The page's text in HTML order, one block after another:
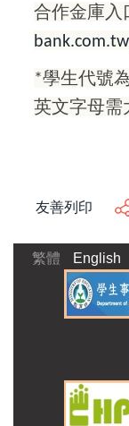
合作金庫入
*學生代號
英文字母需
友善列印
繁體 English